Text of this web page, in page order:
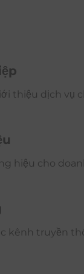
thiệu dịch vụ
hiệu cho
kênh truyền